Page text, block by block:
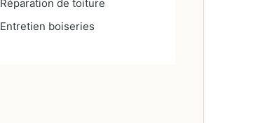
Réparation de toiture
Entretien boiseries